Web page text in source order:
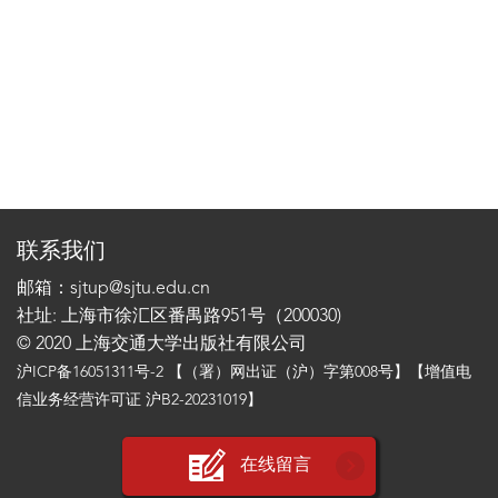
联系我们
邮箱：sjtup@sjtu.edu.cn
社址: 上海市徐汇区番禺路951号（200030)
© 2020 上海交通大学出版社有限公司
沪ICP备16051311号-2 【（署）网出证（沪）字第008号】【增值电
信业务经营许可证 沪B2-20231019】
在线留言